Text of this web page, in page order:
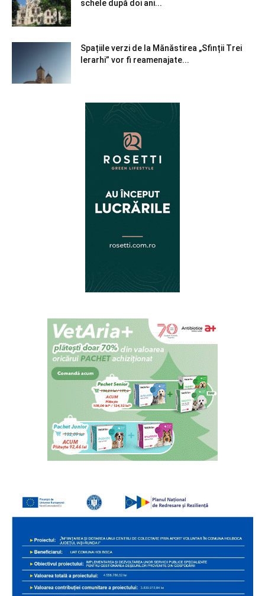
schele după doi ani...
Spațiile verzi de la Mănăstirea „Sfinții Trei
Ierarhi” vor fi reamenajate...